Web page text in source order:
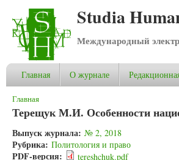
Studia
Международный
Главная О журнале
Вы здесь
Главная
Терещук М.И. Особенности
Выпуск журнала: № 2, 2018
Рубрика: Политология и право
PDF-версия: tereshchuk.pdf